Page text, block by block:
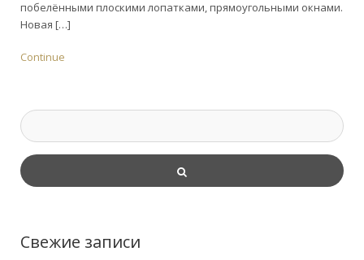
побелёнными плоскими лопатками, прямоугольными окнами.
Новая […]
Continue
Свежие записи